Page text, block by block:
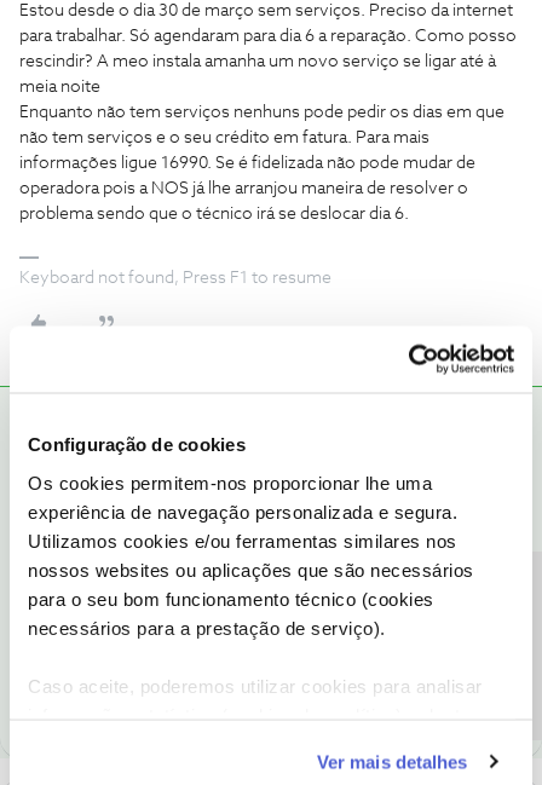
Configuração de cookies
Os cookies permitem-nos proporcionar lhe uma
experiência de navegação personalizada e segura.
Utilizamos cookies e/ou ferramentas similares nos
nossos websites ou aplicações que são necessários
para o seu bom funcionamento técnico (cookies
necessários para a prestação de serviço).
Caso aceite, poderemos utilizar cookies para analisar
funcionalidades (cookies de personalização e
Ver mais detalhes
Estou desde o dia 30 de março sem serviços. Preciso da internet
para trabalhar. Só agendaram para dia 6 a reparação. Como posso
rescindir? A meo instala amanha um novo serviço se ligar até à
meia noite
Enquanto não tem serviços nenhuns pode pedir os dias em que
não tem serviços e o seu crédito em fatura. Para mais
informações ligue 16990. Se é fidelizada não pode mudar de
operadora pois a NOS já lhe arranjou maneira de resolver o
problema sendo que o técnico irá se deslocar dia 6.
Keyboard not found, Press F1 to resume
Queremos ajudar. Contudo, uma vez que se trata de uma
dificuldade específica do serviço, pedimos que nosligue, por
favor. Caso a situação esteja em tratamento, sugerimos que
aguarde pelo nosso contacto.
como "Melhor Resposta" e faça "Like" nos melhores comentários.